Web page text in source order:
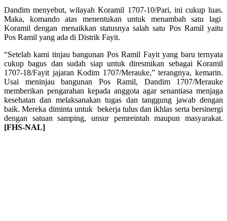
Dandim menyebut, wilayah Koramil 1707-10/Pari, ini cukup luas.
Maka, komando atas menentukan untuk menambah satu lagi
Koramil dengan menaikkan statusnya salah satu Pos Ramil yaitu
Pos Ramil yang ada di Distrik Fayit.
“Setelah kami tinjau bangunan Pos Ramil Fayit yang baru ternyata
cukup bagus dan sudah siap untuk diresmikan sebagai Koramil
1707-18/Fayit jajaran Kodim 1707/Merauke,” terangnya, kemarin.
Usai meninjau bangunan Pos Ramil, Dandim 1707/Merauke
memberikan pengarahan kepada anggota agar senantiasa menjaga
kesehatan dan melaksanakan tugas dan tanggung jawab dengan
baik. Mereka diminta untuk bekerja tulus dan ikhlas serta bersinergi
dengan satuan samping, unsur pemreintah maupun masyarakat.
[FHS-NAL]